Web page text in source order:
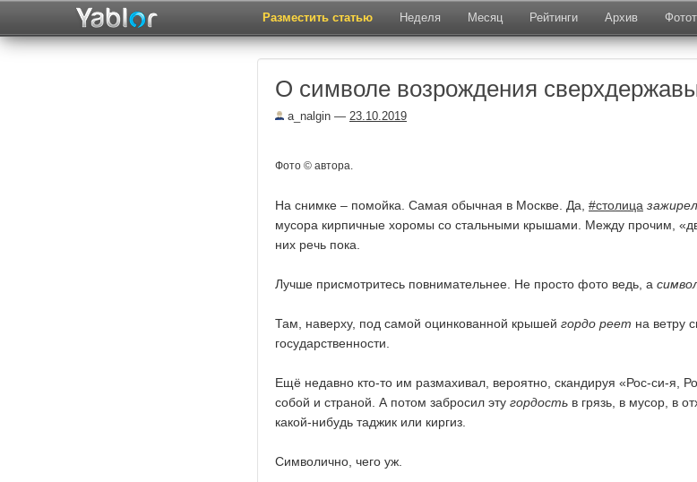
Разместить статью Неделя Месяц Рейтинги Архив
О символе возрождения
a_nalgin — 23.10.2019
Фото © автора.
На снимке – помойка. Самая обычная в Москве. Да, #столица
мусора кирпичные хоромы со стальными крышами. Между прочим,
них речь пока.
Лучше присмотритесь повнимательнее. Не просто фото ведь, а
Там, наверху, под самой оцинкованной крышей гордо реет на ветру
государственности.
Ещё недавно кто-то им размахивал, вероятно, скандируя «Рос-си-я,
собой и страной. А потом забросил эту гордость в грязь, в мусор, в
какой-нибудь таджик или киргиз.
Символично, чего уж.